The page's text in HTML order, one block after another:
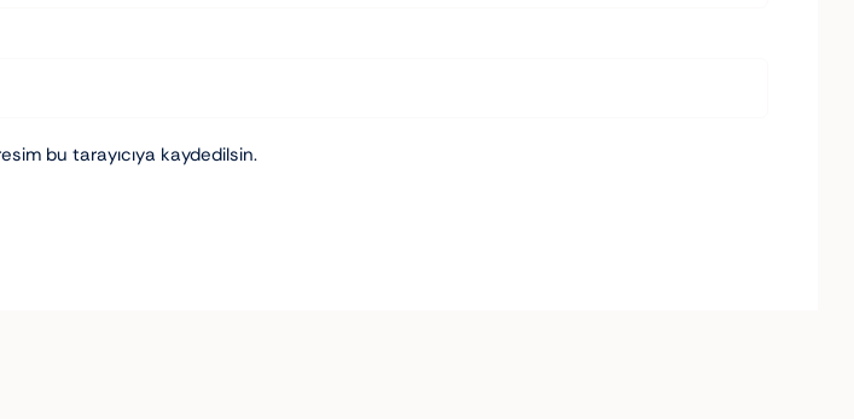
bu tarayıcıya kaydedilsin.